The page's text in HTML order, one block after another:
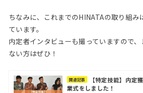
ちなみに、これまでのHINATAの取り組み
ています。
内定者インタビューも撮っていますので
ない方はぜひ！
関連記事
【特定技能】内定
業式をしました！